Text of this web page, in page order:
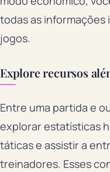
todas as
jogos.
Explore recursos
Entre uma partida e
explorar estatísticas
táticas e assistir a
treinadores. Esses